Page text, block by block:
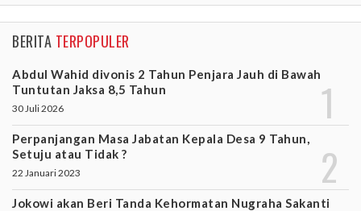
BERITA TERPOPULER
Abdul Wahid divonis 2 Tahun Penjara Jauh di Bawah
Tuntutan Jaksa 8,5 Tahun
30 Juli 2026
Perpanjangan Masa Jabatan Kepala Desa 9 Tahun,
Setuju atau Tidak ?
22 Januari 2023
Jokowi akan Beri Tanda Kehormatan Nugraha Sakanti